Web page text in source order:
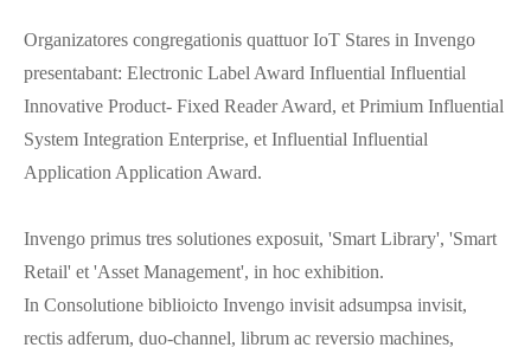
Organizatores congregationis quattuor IoT Stares in Invengo
presentabant: Electronic Label Award Influential Influential
Innovative Product- Fixed Reader Award, et Primium Influential
System Integration Enterprise, et Influential Influential
Application Application Award.
Invengo primus tres solutiones exposuit, 'Smart Library', 'Smart
Retail' et 'Asset Management', in hoc exhibition.
In Consolutione biblioicto Invengo invisit adsumpsa invisit,
rectis adferum, duo-channel, librum ac reversio machines,